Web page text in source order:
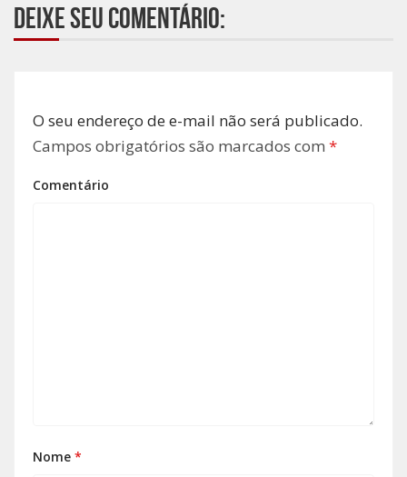
Deixe seu comentário:
O seu endereço de e-mail não será publicado.
Campos obrigatórios são marcados com *
Comentário
Nome *